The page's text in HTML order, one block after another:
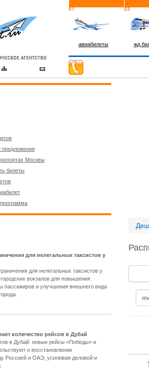
авиабилеты жд
Москвы
билеты
для нелегальных таксистов у
для нелегальных таксистов у
вокзалов для повышения
пассажиров и улучшения внешнего вида
количество рейсов в Дубай
в Дубай: новые рейсы «Победы» и
о восстановлении
Россией и ОАЭ, усиливая деловой и